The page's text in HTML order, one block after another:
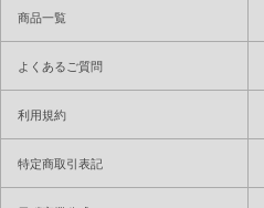
商品一覧
よくあるご質問
利用規約
特定商取引表記